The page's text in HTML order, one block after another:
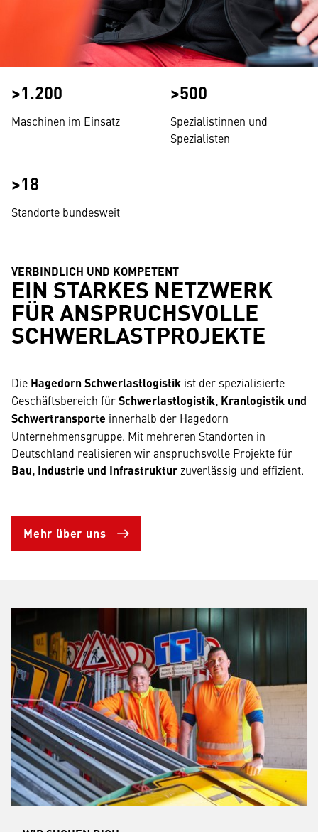
>1.200
Maschinen im Einsatz
>500
Spezialistinnen und
Spezialisten
>18
Standorte bundesweit
VERBINDLICH UND KOMPETENT
EIN STARKES NETZWERK
FÜR ANSPRUCHSVOLLE
SCHWERLASTPROJEKTE
Die Hagedorn Schwerlastlogistik ist der spezialisierte
Geschäftsbereich fürSchwerlastlogistik, Kranlogistik und
Schwertransporte innerhalb der Hagedorn
Unternehmensgruppe. Mit mehreren Standorten in
Deutschland realisieren wir anspruchsvolle Projekte für
Bau, Industrie und Infrastrukturzuverlässig und effizient.
Mehr über uns